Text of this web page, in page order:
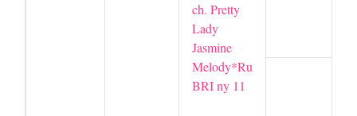
ch. Pretty
Lady
Jasmine
Melody*Ru
BRI ny 11